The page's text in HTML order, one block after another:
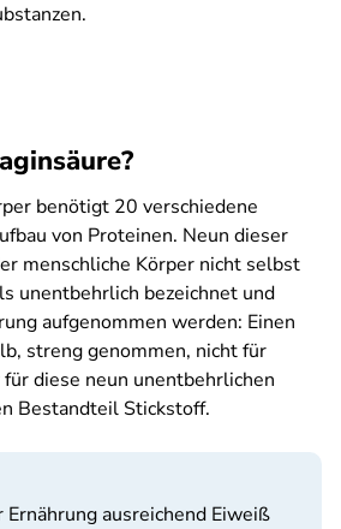
benötigt 20 verschiedene
von Proteinen. Neun dieser
menschliche Körper nicht selbst
unentbehrlich bezeichnet und
aufgenommen werden: Einen
streng genommen, nicht für
diese neun unentbehrlichen
Bestandteil Stickstoff.
Ernährung ausreichend Eiweiß